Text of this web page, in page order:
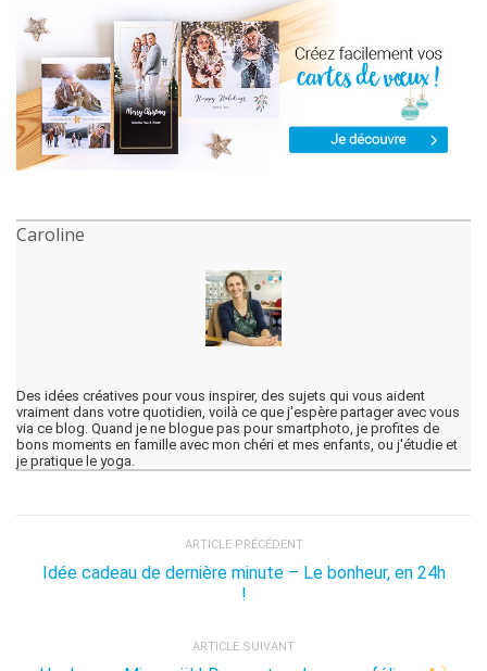
Caroline
Des idées créatives pour vous inspirer, des sujets qui vous aident
vraiment dans votre quotidien, voilà ce que j'espère partager avec vous
via ce blog. Quand je ne blogue pas pour smartphoto, je profites de
bons moments en famille avec mon chéri et mes enfants, ou j'étudie et
je pratique le yoga.
ARTICLE PRÉCÉDENT
Idée cadeau de dernière minute – Le bonheur, en 24h
!
ARTICLE SUIVANT